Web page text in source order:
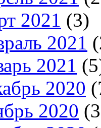
2021 (3)
2021
2021
2020
2020